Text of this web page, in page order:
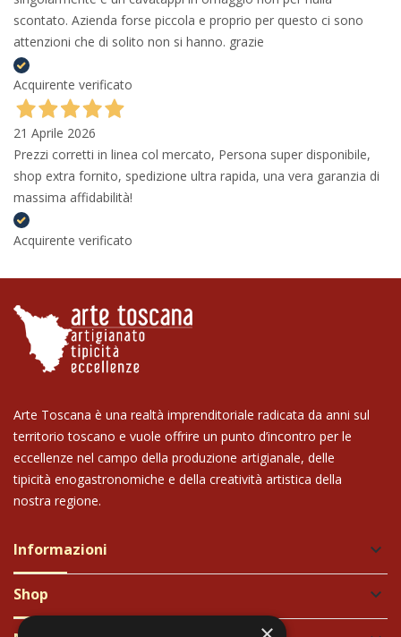
scontato. Azienda forse piccola e proprio per questo ci sono
attenzioni che di solito non si hanno. grazie
Acquirente verificato
21 Aprile 2026
Prezzi corretti in linea col mercato, Persona super disponibile,
shop extra fornito, spedizione ultra rapida, una vera garanzia di
massima affidabilità!
Acquirente verificato
Arte Toscana è una realtà imprenditoriale radicata da anni sul
territorio toscano e vuole offrire un punto d’incontro per le
eccellenze nel campo della produzione artigianale, delle
tipicità enogastronomiche e della creatività artistica della
nostra regione.
Informazioni keyboard_arrow_down
Shop keyboard_arrow_down